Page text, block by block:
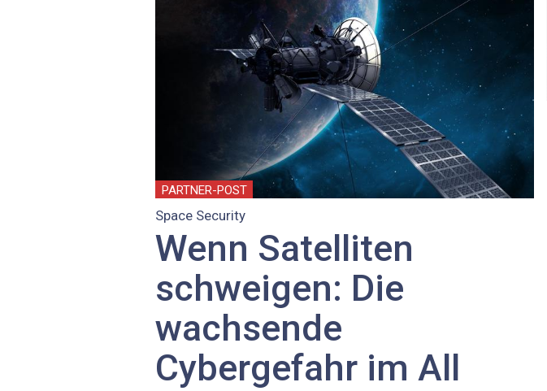
PARTNER-POST
Space Security
Wenn Satelliten
schweigen: Die
wachsende
Cybergefahr im All